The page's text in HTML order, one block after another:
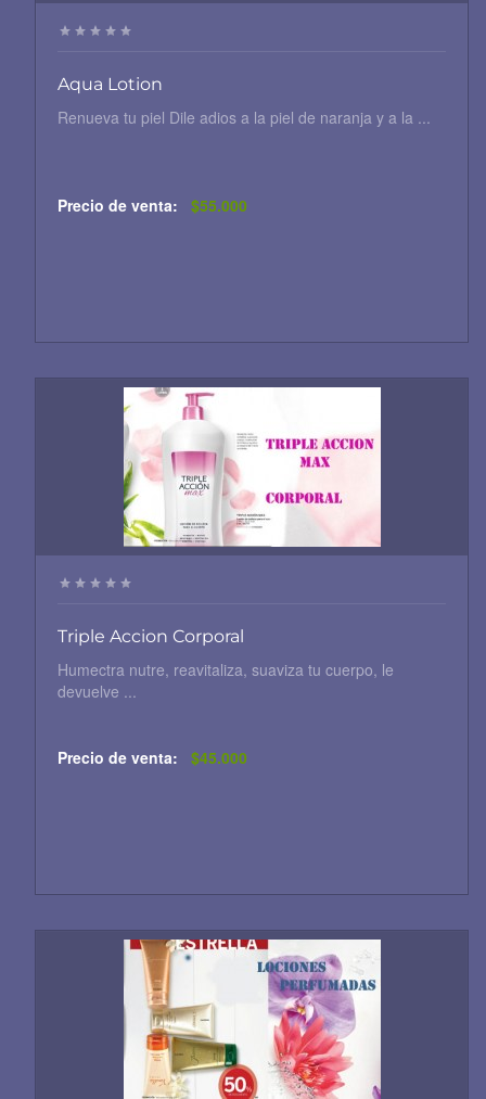
Aqua Lotion
Renueva tu piel Dile adios a la piel de naranja y a la ...
Precio de venta: $55.000
Triple Accion Corporal
Humectra nutre, reavitaliza, suaviza tu cuerpo, le
devuelve ...
Precio de venta: $45.000